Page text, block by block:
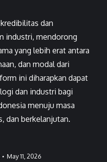
dan
industri, mendorong
yang lebih erat antara
dan modal dari
ini diharapkan dapat
dan industri bagi
menuju masa
dan berkelanjutan.
May 11, 2026